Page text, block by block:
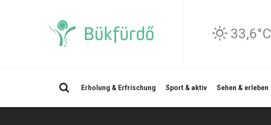
33,6°C
Erholung & Erfrischung Sport & aktiv Sehen & erleben